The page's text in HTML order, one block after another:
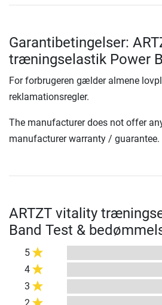
Garantibetingelser:
træningselastik Power
For forbrugeren gælder almene
reklamationsregler.
The manufacturer does not offer
manufacturer warranty / guarantee.
ARTZT vitality
Band Test &
5
4
3